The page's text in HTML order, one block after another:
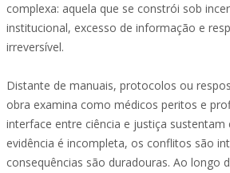
complexa: aquela que se constrói sob
institucional, excesso de informação e
irreversível.
Distante de manuais, protocolos ou
obra examina como médicos peritos e
interface entre ciência e justiça sustentam
evidência é incompleta, os conflitos são
consequências são duradouras. Ao longo